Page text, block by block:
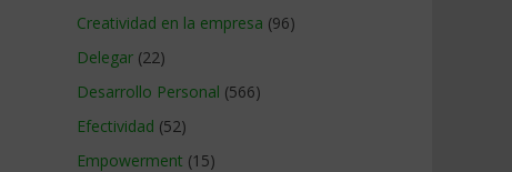
Creatividad en la empresa (96)
Delegar (22)
Desarrollo Personal (566)
Efectividad (52)
Empowerment (15)